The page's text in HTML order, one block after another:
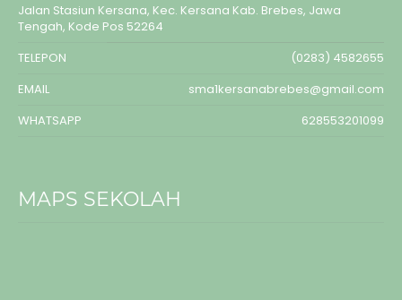
Jalan Stasiun Kersana, Kec. Kersana Kab. Brebes, Jawa
Tengah, Kode Pos 52264
TELEPON
(0283) 4582655
EMAIL
sma1kersanabrebes@gmail.com
WHATSAPP
628553201099
MAPS SEKOLAH